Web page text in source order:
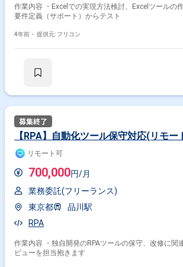
作業内容 ・Excelでの実現方法検討、Excelツールの
要件定義（サポート）からテスト
4年前・ 提供元: フリコン
【RPA】自動化ツール保守対応(リモー
リモート可
700,000円/月
業務委託(フリーランス)
東京都
品川駅
RPA
作業内容 ・独自開発のRPAツールの保守、改修に関
ビューを担当抱きます